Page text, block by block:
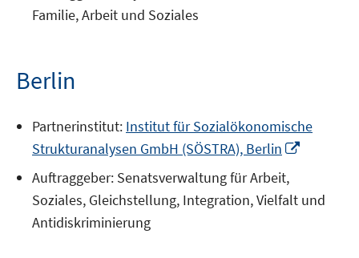
Familie, Arbeit und Soziales
Berlin
Partnerinstitut: Institut für Sozialökonomische
Strukturanalysen GmbH (SÖSTRA), Berlin
öffnen
Auftraggeber: Senatsverwaltung für Arbeit,
Soziales, Gleichstellung, Integration, Vielfalt und
Antidiskriminierung